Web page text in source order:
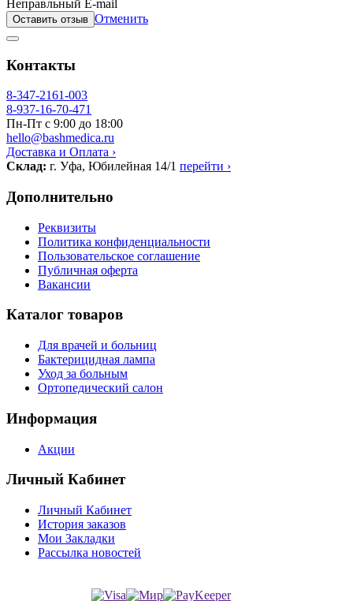
Неправльный E-mail
Оставить отзыв Отменить
Контакты
8-347-2161-003
8-937-16-70-471
Пн-Пт с 9:00 до 18:00
hello@bashmedica.ru
Доставка и Оплата ›
Склад: г. Уфа, Юбилейная 14/1 перейти ›
Дополнительно
Реквизиты
Политика конфиденциальности
Пользовательское соглашение
Публичная оферта
Вакансии
Каталог товаров
Для врачей и больниц
Бактерицидная лампа
Уход за больным
Ортопедический салон
Информация
Акции
Личный Кабинет
Личный Кабинет
История заказов
Мои Закладки
Рассылка новостей